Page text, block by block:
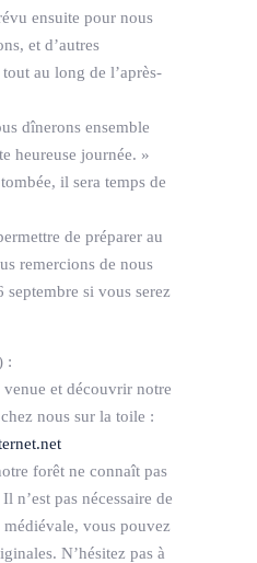
ensuite pour nous
et d’autres
au long de l’après-
dînerons ensemble
heureuse journée. »
il sera temps de
de préparer au
remercions de nous
si vous serez
:
et découvrir notre
nous sur la toile :
forêt ne connaît pas
n’est pas nécessaire de
vous pouvez
N’hésitez pas à